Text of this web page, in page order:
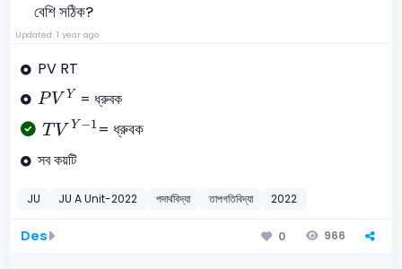
বেশি সঠিক?
Updated: 1 year ago
PV RT
PV Y
PVY = ধ্রুবক
T V Y −1
TVY-1 = ধ্রুবক
সব কয়টি
JU JU A Unit-2022 পদার্থবিদ্যা তাপগতিবিদ্যা 2022
Des 0 966